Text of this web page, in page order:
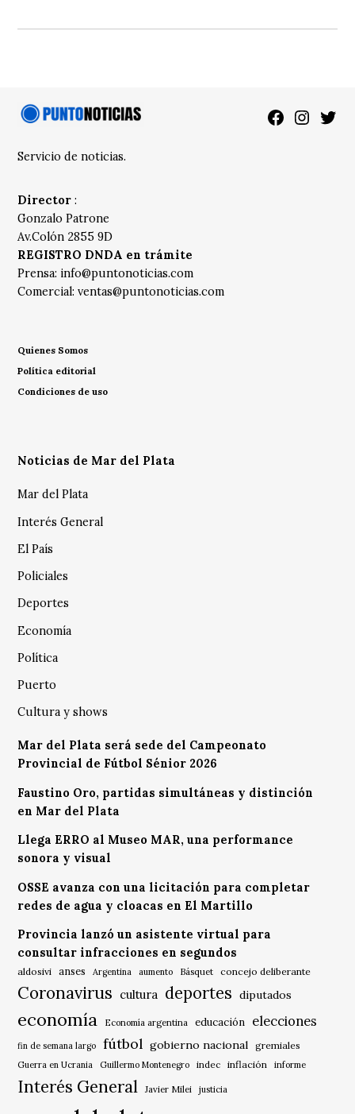
Facebook
Servicio de noticias.
Director :
Gonzalo Patrone
Av.Colón 2855 9D
REGISTRO DNDA en trámite
Prensa: info@puntonoticias.com
Comercial:ventas@puntonoticias.com
Quienes Somos
Política editorial
Condiciones de uso
Noticias de Mar del Plata
Mar del Plata
Interés General
El País
Policiales
Deportes
Economía
Política
Puerto
Cultura y shows
Mar del Plata será sede del Campeonato
Provincial de Fútbol Sénior 2026
Faustino Oro, partidas simultáneas y distinción
en Mar del Plata
Llega ERRO al Museo MAR, una performance
sonora y visual
OSSE avanza con una licitación para completar
redes de agua y cloacas en El Martillo
Provincia lanzó un asistente virtual para
consultar infracciones en segundos
aldosivi anses Argentina aumento Básquet concejo deliberante
Coronavirus cultura deportes diputados
economía Economía argentina educación elecciones
fin de semana largo fútbol gobierno nacional gremiales
Guerra en Ucrania Guillermo Montenegro indec inflación informe
Interés General Javier Milei justicia